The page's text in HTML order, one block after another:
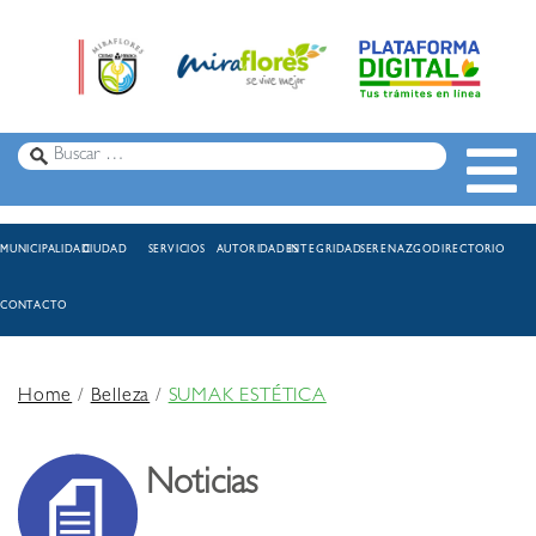
MUNICIPALIDADCIUDAD SERVICIOS AUTORIDADESINTEGRIDADSERENAZGODIRECTORIO
CONTACTO
Home/Belleza/SUMAK ESTÉTICA
Noticias